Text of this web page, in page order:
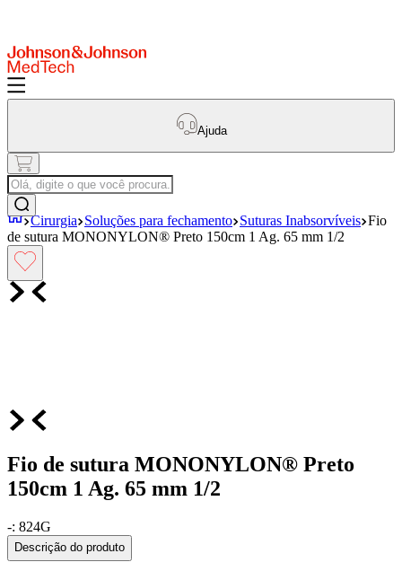
Ajuda
Olá, digite o que você procura.
Cirurgia Soluções para fechamento Suturas Inabsorvíveis Fio
de sutura MONONYLON® Preto 150cm 1 Ag. 65 mm 1/2
Fio de sutura MONONYLON® Preto
150cm 1 Ag. 65 mm 1/2
-: 824G
Descrição do produto